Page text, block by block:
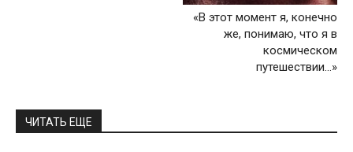
«В этот момент я, конечно
же, понимаю, что я в
космическом
путешествии…»
ЧИТАТЬ ЕЩЕ